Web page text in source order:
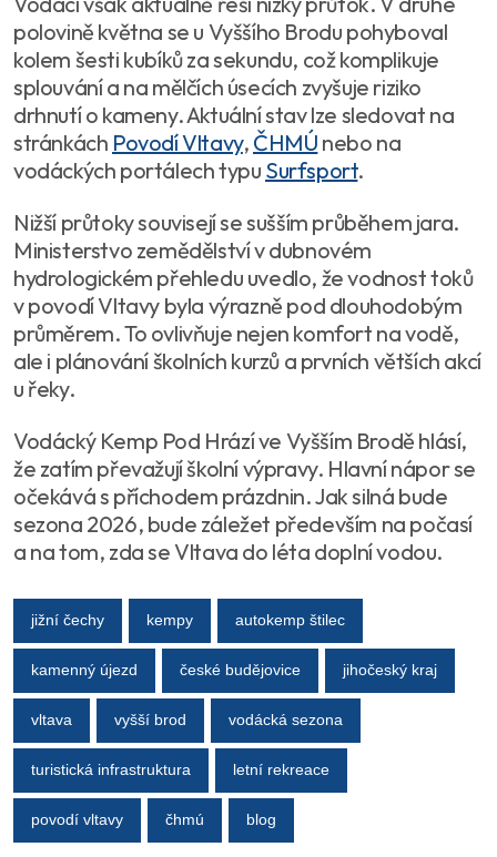
polovině května se u Vyššího Brodu pohyboval
kolem šesti kubíků za sekundu, což komplikuje
splouvání a na mělčích úsecích zvyšuje riziko
drhnutí o kameny. Aktuální stav lze sledovat na
stránkách Povodí Vltavy, ČHMÚ nebo na
vodáckých portálech typu Surfsport.
Nižší průtoky souvisejí se sušším průběhem jara.
Ministerstvo zemědělství v dubnovém
hydrologickém přehledu uvedlo, že vodnost toků
v povodí Vltavy byla výrazně pod dlouhodobým
průměrem. To ovlivňuje nejen komfort na vodě,
ale i plánování školních kurzů a prvních větších akcí
u řeky.
Vodácký Kemp Pod Hrází ve Vyšším Brodě hlásí,
že zatím převažují školní výpravy. Hlavní nápor se
očekává s příchodem prázdnin. Jak silná bude
sezona 2026, bude záležet především na počasí
a na tom, zda se Vltava do léta doplní vodou.
jižní čechy kempy autokemp štilec
kamenný újezd české budějovice jihočeský kraj
vltava vyšší brod vodácká sezona
turistická infrastruktura letní rekreace
povodí vltavy čhmú blog